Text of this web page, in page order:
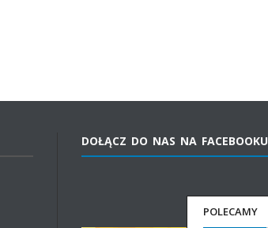
POLECAMY
DOŁĄCZ DO NAS NA FACEBOOKU